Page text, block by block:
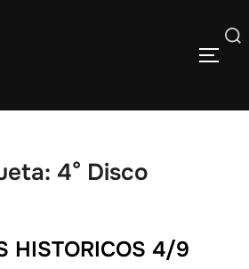
Buscar:
4° Disco
HISTORICOS 4/9